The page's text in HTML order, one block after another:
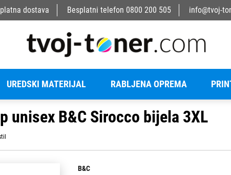
dostava Besplatni telefon 0800 200 505 info@tvoj-
UREDSKI MATERIJAL RABLJENA OPREMA
unisex B&C Sirocco bijela 3XL
B&C